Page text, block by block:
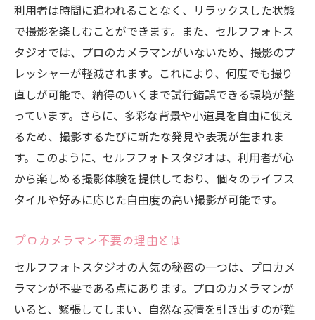
利用者は時間に追われることなく、リラックスした状態
で撮影を楽しむことができます。また、セルフフォトス
タジオでは、プロのカメラマンがいないため、撮影のプ
レッシャーが軽減されます。これにより、何度でも撮り
直しが可能で、納得のいくまで試行錯誤できる環境が整
っています。さらに、多彩な背景や小道具を自由に使え
るため、撮影するたびに新たな発見や表現が生まれま
す。このように、セルフフォトスタジオは、利用者が心
から楽しめる撮影体験を提供しており、個々のライフス
タイルや好みに応じた自由度の高い撮影が可能です。
プロカメラマン不要の理由とは
セルフフォトスタジオの人気の秘密の一つは、プロカメ
ラマンが不要である点にあります。プロのカメラマンが
いると、緊張してしまい、自然な表情を引き出すのが難